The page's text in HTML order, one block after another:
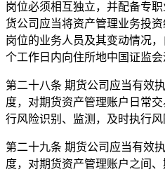
岗位必须相互独立，并配备专
货公司应当将资产管理业务投
岗位的业务人员及其变动情况
个工作日内向住所地中国证监会
第二十八条 期货公司应当有效
度，对期货资产管理账户日常
行风险识别、监测，及时执行风
第二十九条 期货公司应当有效
度，对期货资产管理账户之间